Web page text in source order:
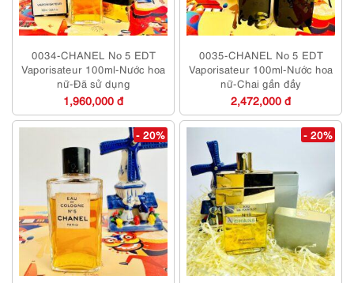
0034-CHANEL No 5 EDT
Vaporisateur 100ml-Nước hoa
nữ-Đã sử dụng
1,960,000 đ
0035-CHANEL No 5 EDT
Vaporisateur 100ml-Nước hoa
nữ-Chai gần đầy
2,472,000 đ
- 20% - 20%